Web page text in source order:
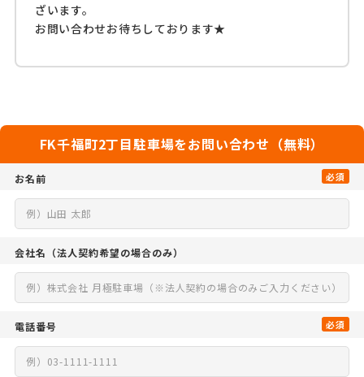
ざいます。
お問い合わせお待ちしております★
FK千福町2丁目駐車場をお問い合わせ（無料）
お名前 必須
会社名 （法人契約希望の場合のみ）
電話番号 必須